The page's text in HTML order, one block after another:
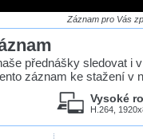
stahování,Záznam pro Vás
přednášky sledovat i
záznam ke stažení v
Vysoké
H.264,